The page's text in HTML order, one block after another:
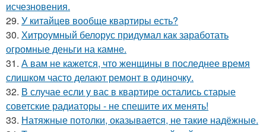
исчезновения.
29. У китайцев вообще квартиры есть?
30. Хитроумный белорус придумал как заработать
огромные деньги на камне.
31. А вам не кажется, что женщины в последнее время
слишком часто делают ремонт в одиночку.
32. В случае если у вас в квартире остались старые
советские радиаторы - не спешите их менять!
33. Натяжные потолки, оказывается, не такие надёжные.